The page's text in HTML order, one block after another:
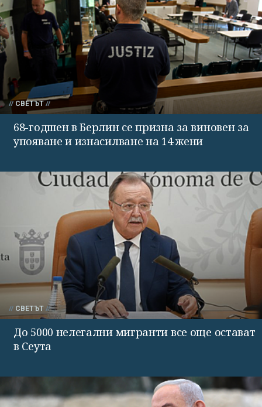
СВЕТЪТ
68-годшен в Берлин се призна за виновен за
упояване и изнасилване на 14 жени
СВЕТЪТ
До 5000 нелегални мигранти все още остават
в Сеута